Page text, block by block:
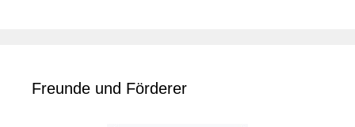
Freunde und Förderer